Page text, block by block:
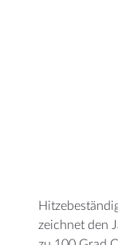
zeichnet den